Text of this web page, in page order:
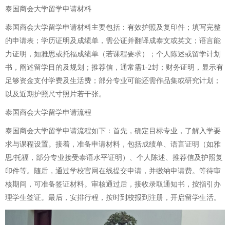
泰国商会大学留学申请材料
泰国商会大学留学申请材料主要包括：有效护照及复印件；填写完整
的申请表；学历证明及成绩单，需公证并翻译成泰文或英文；语言能
力证明，如雅思或托福成绩单（若课程要求）；个人陈述或留学计划
书，阐述留学目的及规划；推荐信，通常需1-2封；财务证明，显示有
足够资金支付学费及生活费；部分专业可能还需作品集或研究计划；
以及近期护照尺寸照片若干张。
泰国商会大学留学申请流程
泰国商会大学留学申请流程如下：首先，确定目标专业，了解入学要
求与课程设置。接着，准备申请材料，包括成绩单、语言证明（如雅
思/托福，部分专业接受泰语水平证明）、个人陈述、推荐信及护照复
印件等。随后，通过学校官网在线提交申请，并缴纳申请费。等待审
核期间，可准备签证材料。审核通过后，接收录取通知书，按指引办
理学生签证。最后，安排行程，按时到校报到注册，开启留学生活。